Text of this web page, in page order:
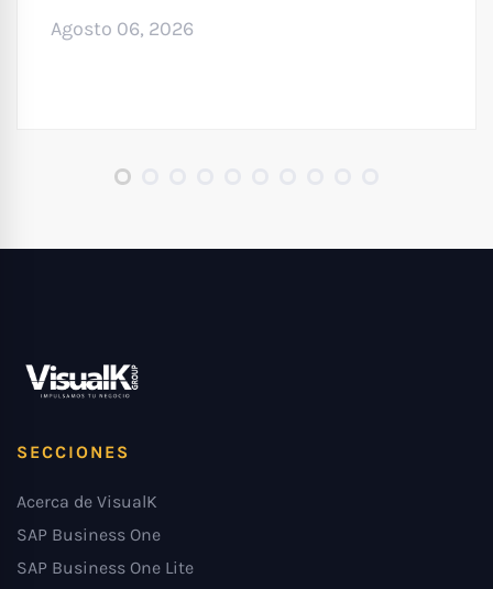
Agosto 06, 2026
SECCIONES
Acerca de VisualK
SAP Business One
SAP Business One Lite